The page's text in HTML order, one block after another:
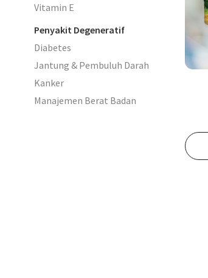
Vitamin E
Penyakit Degeneratif
Diabetes
Jantung & Pembuluh Darah
Kanker
Manajemen Berat Badan